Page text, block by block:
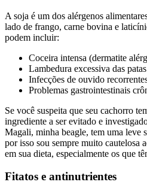
A soja é um dos alérgenos
lado de frango, carne bovina e
podem incluir:
Coceira intensa (dermatite
Lambedura excessiva das patas
Infecções de ouvido
Problemas gastrointestinais
Se você suspeita que seu cachorro
ingrediente a ser evitado e
Magali, minha beagle, tem uma leve
por isso sou sempre muito cautelosa
em sua dieta, especialmente os que
Fitatos e antinutrientes